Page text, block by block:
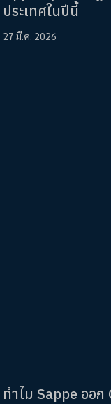
ประเทศในปีนี้
27 มี.ค. 2026
ทำไม Sappe ออ